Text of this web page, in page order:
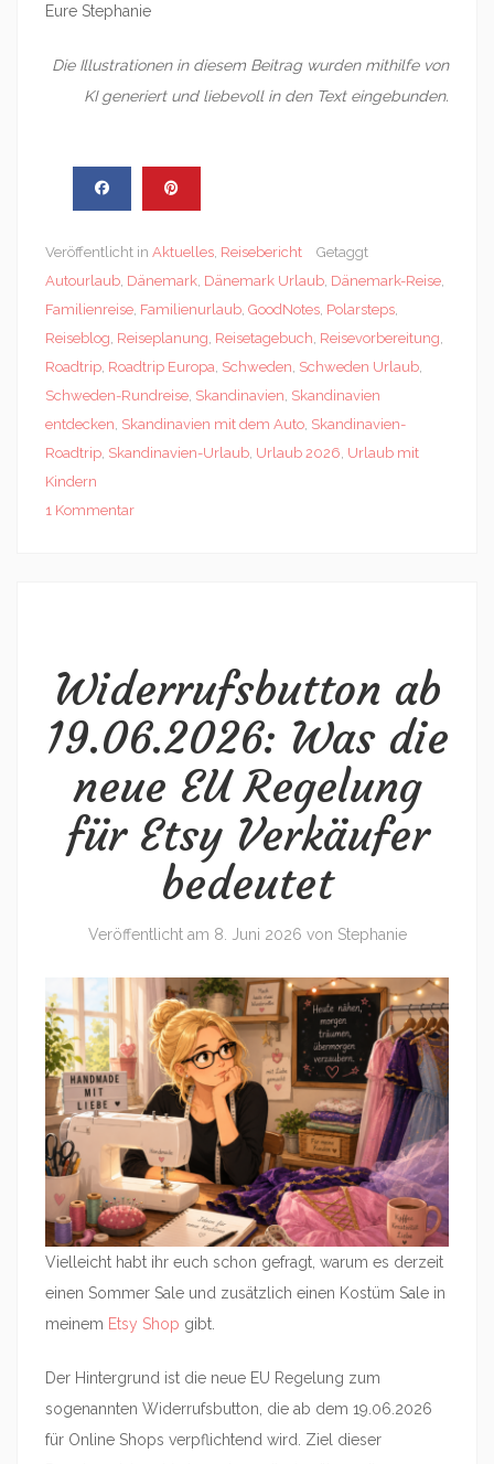
Eure Stephanie
Die Illustrationen in diesem Beitrag wurden mithilfe von
KI generiert und liebevoll in den Text eingebunden.
Veröffentlicht in Aktuelles Reisebericht
Getaggt
Autourlaub Dänemark Dänemark Urlaub Dänemark-Reise
Familienreise Familienurlaub GoodNotes Polarsteps
Reiseblog Reiseplanung Reisetagebuch Reisevorbereitung
Roadtrip Roadtrip Europa Schweden Schweden Urlaub
Schweden-Rundreise Skandinavien Skandinavien
entdecken Skandinavien mit dem Auto Skandinavien-
Roadtrip Skandinavien-Urlaub Urlaub 2026 Urlaub mit
Kindern
1 Kommentar
Widerrufsbutton ab
19.06.2026: Was die
neue EU Regelung
für Etsy Verkäufer
bedeutet
Veröffentlicht am 8. Juni 2026 von Stephanie
Vielleicht habt ihr euch schon gefragt, warum es derzeit
einen Sommer Sale und zusätzlich einen Kostüm Sale in
meinem Etsy Shop gibt.
Der Hintergrund ist die neue EU Regelung zum
sogenannten Widerrufsbutton, die ab dem 19.06.2026
für Online Shops verpflichtend wird. Ziel dieser